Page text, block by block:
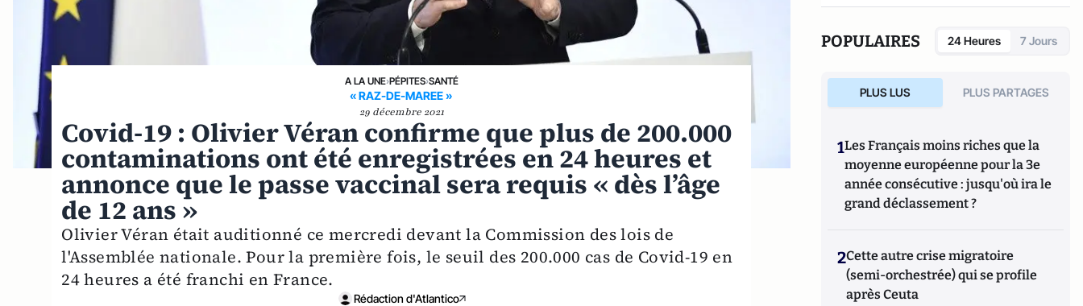
A LA UNE›PÉPITES›SANTÉ
« RAZ-DE-MAREE »
29 décembre 2021
Covid-19 : Olivier Véran confirme que plus de 200.000
contaminations ont été enregistrées en 24 heures et
annonce que le passe vaccinal sera requis « dès l’âge
de 12 ans »
Olivier Véran était auditionné ce mercredi devant la Commission des lois de
l'Assemblée nationale. Pour la première fois, le seuil des 200.000 cas de Covid-19 en
24 heures a été franchi en France.
Rédaction d'Atlantico
POPULAIRES 24 Heures 7 Jours
PLUS LUS PLUS PARTAGES
1Les Français moins riches que la
moyenne européenne pour la 3e
année consécutive : jusqu'où ira le
grand déclassement ?
2Cette autre crise migratoire
(semi-orchestrée) qui se profile
après Ceuta